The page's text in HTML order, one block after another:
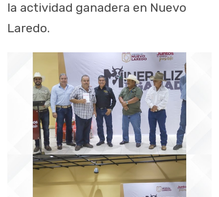
la actividad ganadera en Nuevo
Laredo.